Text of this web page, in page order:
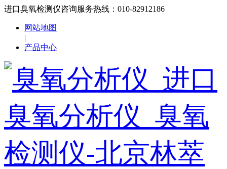
进口臭氧检测仪咨询服务热线：010-82912186
网站地图
|
产品中心